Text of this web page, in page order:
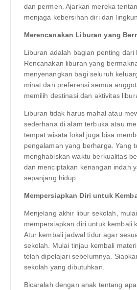
dan permen. Ajarkan mereka
menjaga kebersihan diri dan
Merencanakan Liburan yang
Liburan adalah bagian penting dari
Rencanakan liburan yang
menyenangkan bagi seluruh
minat dan preferensi semua
memilih destinasi dan aktivitas
Liburan tidak harus mahal atau
sederhana di alam terbuka atau
tempat wisata lokal juga bisa
pengalaman yang berharga. Yang
menghabiskan waktu berkualitas
dan menciptakan kenangan indah
sepanjang hidup.
Mempersiapkan Diri untuk
Menjelang akhir libur sekolah,
mempersiapkan diri untuk kembali
Atur kembali jadwal tidur agar
sekolah. Mulai tinjau kembali
telah dipelajari sebelumnya.
sekolah yang dibutuhkan.
Bicaralah dengan anak tentang